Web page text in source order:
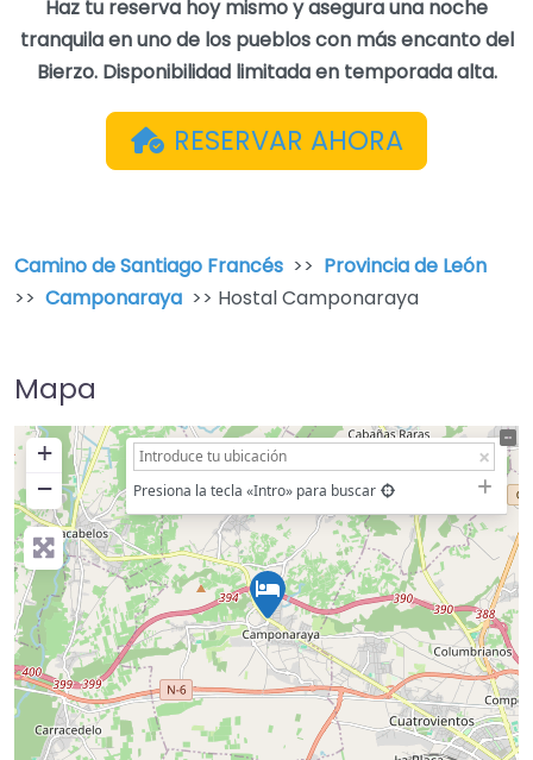
Haz tu reserva hoy mismo y asegura una noche
tranquila en uno de los pueblos con más encanto del
Bierzo. Disponibilidad limitada en temporada alta.
RESERVAR AHORA
Camino de Santiago Francés >> Provincia de León
>> Camponaraya >> Hostal Camponaraya
Mapa
+
−
Presiona la tecla «Intro» para buscar